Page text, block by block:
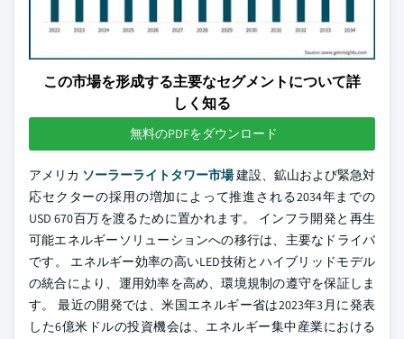
この市場を形成する主要なセグメントについて詳
しく知る
無料のPDFをダウンロード
アメリカ ソーラーライトタワー市場建設、鉱山および緊急対
応セクターの採用の増加によって推進される2034年までの
USD 670百万を渡るために置かれます。 インフラ開発と再生
可能エネルギーソリューションへの移行は、主要なドライバ
です。 エネルギー効率の高いLED技術とハイブリッドモデル
の統合により、運用効率を高め、環境規制の遵守を保証しま
す。 最近の開発では、米国エネルギー省は2023年3月に発表
した6億米ドルの投資機会は、エネルギー集中産業における